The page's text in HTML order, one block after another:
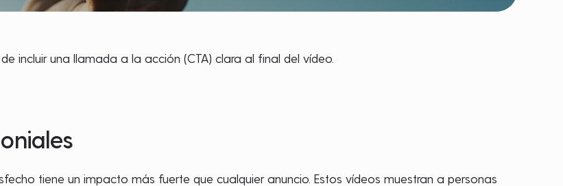
incluir una llamada a la acción (CTA) clara al final del vídeo.
tiene un impacto más fuerte que cualquier anuncio. Estos vídeos muestran a personas